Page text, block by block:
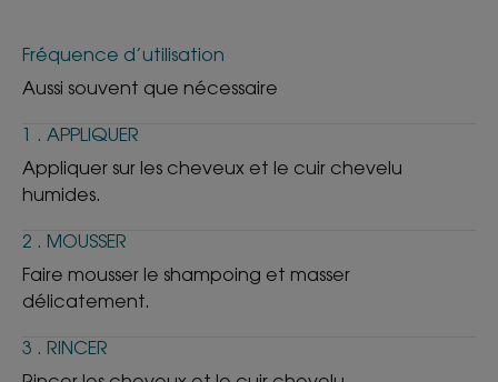
Fréquence d’utilisation
Aussi souvent que nécessaire
1 . APPLIQUER
Appliquer sur les cheveux et le cuir chevelu
humides.
2 . MOUSSER
Faire mousser le shampoing et masser
délicatement.
3 . RINCER